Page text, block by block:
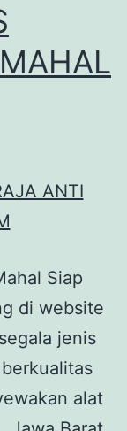
Siap
di website
jenis
alat